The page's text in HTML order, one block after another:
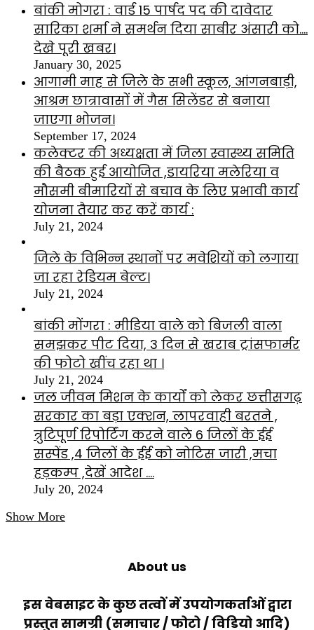
बांकी मोगरा : वार्ड 15 पार्षद पद की दावेदार
सारिका शर्मा ने समर्थन दिया साबीर अंसारी को….
देखे पूरी खबर।
January 30, 2025
आगामी माह से जिले के सभी स्कूल, आंगनबाड़ी,
आश्रम छात्रावासों में गैस सिलेंडर से बनाया
जाएगा भोजन।
September 17, 2024
कलेक्टर की अध्यक्षता में जिला स्वास्थ्य समिति
की बैठक हुई आयोजित ,डायरिया मलेरिया व
मौसमी बीमारियों से बचाव के लिए प्रभावी कार्य
योजना तैयार कर करें कार्य :
July 21, 2024
जिले के विभिन्न स्थानों पर मवेशियों को लगाया
जा रहा रेडियम बेल्ट।
July 21, 2024
बांकी मोंगरा : मीडिया वाले को बिजली वाला
समझकर पीट दिया, 3 दिन से खराब ट्रांसफार्मर
की फोटो खींच रहा था ।
July 21, 2024
जल जीवन मिशन के कार्यों को लेकर छत्तीसगढ़
सरकार का बड़ा एक्शन, लापरवाही बरतने ,
त्रुटिपूर्ण रिपोर्टिंग करने वाले 6 जिलों के ईई
सस्पेंड ,4 जिलों के ईई को नोटिस जारी ,मचा
हड़कम्प ,देखें आदेश ….
July 20, 2024
Show More
About us
इस वेबसाइट के कुछ तत्वों में उपयोगकर्ताओं द्वारा
प्रस्तुत सामग्री (समाचार / फोटो / विडियो आदि)